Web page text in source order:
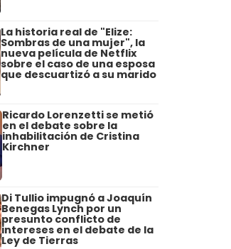
La historia real de "Elize:
Sombras de una mujer", la
nueva película de Netflix
sobre el caso de una esposa
que descuartizó a su marido
Ricardo Lorenzetti se metió
en el debate sobre la
inhabilitación de Cristina
Kirchner
Di Tullio impugnó a Joaquín
Benegas Lynch por un
presunto conflicto de
intereses en el debate de la
Ley de Tierras